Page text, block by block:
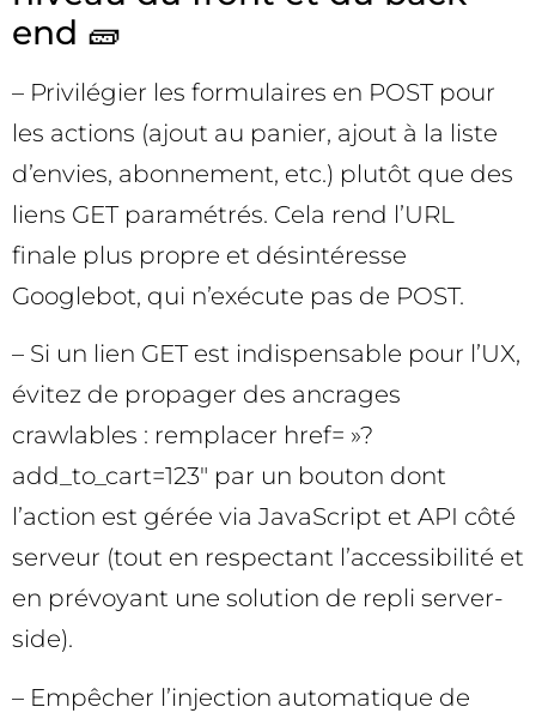
end 🧱
– Privilégier les formulaires en POST pour
les actions (ajout au panier, ajout à la liste
d’envies, abonnement, etc.) plutôt que des
liens GET paramétrés. Cela rend l’URL
finale plus propre et désintéresse
Googlebot, qui n’exécute pas de POST.
– Si un lien GET est indispensable pour l’UX,
évitez de propager des ancrages
crawlables : remplacer href= »?
add_to_cart=123″ par un bouton dont
l’action est gérée via JavaScript et API côté
serveur (tout en respectant l’accessibilité et
en prévoyant une solution de repli server-
side).
– Empêcher l’injection automatique de